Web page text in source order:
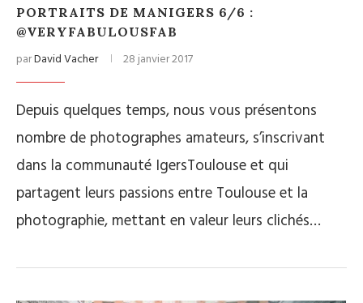
PORTRAITS DE MANIGERS 6/6 :
@VERYFABULOUSFAB
parDavid Vacher 28 janvier 2017
Depuis quelques temps, nous vous présentons
nombre de photographes amateurs, s’inscrivant
dans la communauté IgersToulouse et qui
partagent leurs passions entre Toulouse et la
photographie, mettant en valeur leurs clichés…